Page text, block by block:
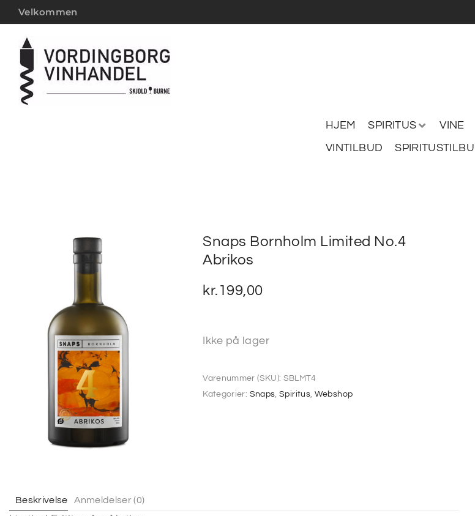
Velkommen
HJEM SPIRITUS VINE
VINTILBUD
Snaps Bornholm Limited No.4
Abrikos
kr. 199,00
Ikke på lager
Varenummer (SKU): SBLMT4
Kategorier: Snaps,Spiritus, Webshop
Beskrivelse Anmeldelser (0)